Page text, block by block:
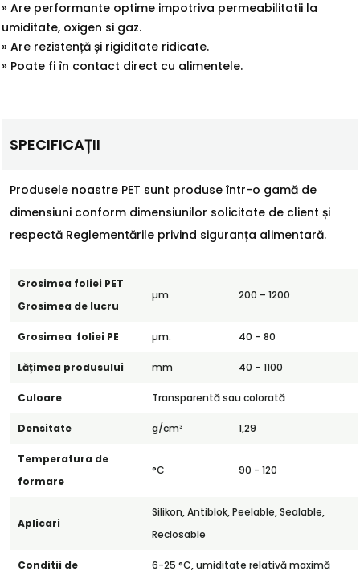
» Are performante optime impotriva permeabilitatii la
umiditate, oxigen si gaz.
» Are rezistență și rigiditate ridicate.
» Poate fi în contact direct cu alimentele.
SPECIFICAȚII
Produsele noastre PET sunt produse într-o gamă de
dimensiuni conform dimensiunilor solicitate de client și
respectă Reglementările privind siguranța alimentară.
Grosimea foliei PET
Grosimea de lucru
µm. 200 – 1200
Grosimea foliei PE µm. 40 – 80
Lățimea produsului mm 40 – 1100
Culoare Transparentă sau colorată
Densitate g/cm³ 1,29
Temperatura de
formare
°C 90 - 120
Aplicari
Silikon, Antiblok, Peelable, Sealable,
Reclosable
Conditii de 6-25 °C, umiditate relativă maximă